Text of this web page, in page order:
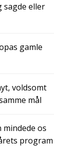
sagde eller
gamle
voldsomt
mål
mindede os
program